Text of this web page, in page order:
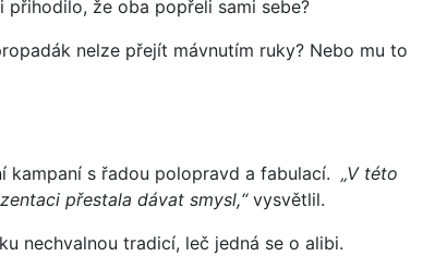
že oba popřeli sami sebe?
nelze přejít mávnutím ruky? Nebo mu to
kampaní s řadou polopravd a fabulací. „V této
přestala dávat smysl,“vysvětlil.
nechvalnou tradicí, leč jedná se o alibi.